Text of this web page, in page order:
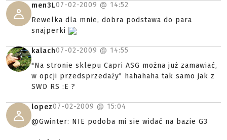
men3L07-02-2009 @ 14:52
Rewelka dla mnie, dobra podstawa do para
snajperki
kalach07-02-2009 @ 14:55
"Na stronie sklepu Capri ASG można już zamawiać,
w opcji przedsprzedaży" hahahaha tak samo jak z
SWD RS :E ?
lopez07-02-2009 @ 15:04
@Gwinter: NIE podoba mi sie widać na bazie G3